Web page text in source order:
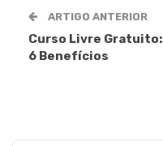
ARTIGO ANTERIOR
Curso Livre Gratuito:
6 Benefícios